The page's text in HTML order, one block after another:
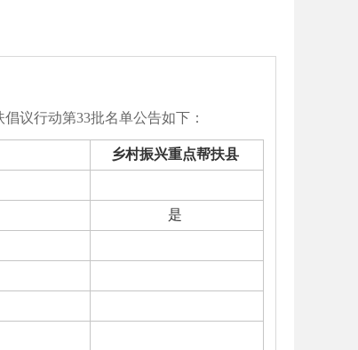
议行动第33批名单公告如下：
乡村振兴重点帮扶县
是